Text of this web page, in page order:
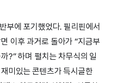
부에 포기했었다. 필리핀에서
이후 과거로 돌아가 “지금부
?” 하며 펼치는 차무식의 일
미있는 콘텐츠가 득시글한